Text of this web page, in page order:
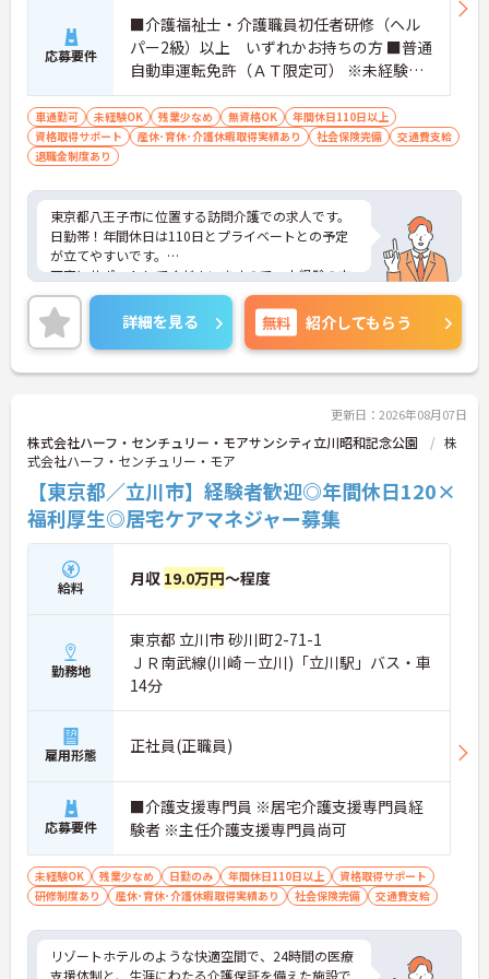
応募要件
■介護福祉士・介護職員初任者研修（ヘル
パー2級）以上 いずれかお持ちの方 ■普通
自動車運転免許（ＡＴ限定可） ※未経験の
方でも親切丁寧にサポート致します
車通勤可 未経験OK 残業少なめ 無資格OK
年間休日110日以上
資格取得サポート
産休･育休･介護休暇取得実績あり 社会保険完備
交通費支給
退職金制度あり
東京都八王子市に位置する訪問介護での求人です。
日勤帯！年間休日は110日とプライベートとの予定
が立てやすいです。
丁寧にサポートしてくださいますので、未経験の方
でも安心してご就業していただけます。
ご興味のある方は、お気軽にお問い合わせくださ
い。
詳細を見る 無料 紹介してもらう
更新日：2026年08月07日
株式会社ハーフ・センチュリー・モアサンシティ立川昭和記念公園
株
式会社ハーフ・センチュリー・モア
【東京都／立川市】経験者歓迎◎年間休日120×
福利厚生◎居宅ケアマネジャー募集
給料 月収 19.0万円～程度
勤務地
東京都 立川市 砂川町2-71-1
ＪＲ南武線(川崎－立川)「立川駅」バス・車
14分
雇用形態 正社員(正職員)
応募要件
■介護支援専門員 ※居宅介護支援専門員経
験者 ※主任介護支援専門員尚可
未経験OK 残業少なめ 日勤のみ 年間休日110日以上
資格取得サポート
研修制度あり
産休･育休･介護休暇取得実績あり 社会保険完備 交通費支給
リゾートホテルのような快適空間で、24時間の医療
支援体制と、生涯にわたる介護保証を備えた施設で